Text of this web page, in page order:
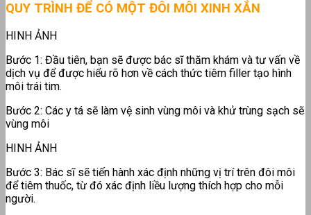
QUY TRÌNH ĐỂ CÓ MỘT ĐÔI MÔI XINH XẮN
HINH ẢNH
Bước 1: Đầu tiên, bạn sẽ được bác sĩ thăm khám và tư vấn về
dịch vụ để được hiểu rõ hơn về cách thức tiêm filler tạo hình
môi trái tim.
Bước 2: Các y tá sẽ làm vệ sinh vùng môi và khử trùng sạch sẽ
vùng môi
HINH ẢNH
Bước 3: Bác sĩ sẽ tiến hành xác định những vị trí trên đôi môi
để tiêm thuốc, từ đó xác định liều lượng thích hợp cho mỗi
người.